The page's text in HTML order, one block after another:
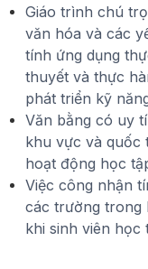
Giáo trình chú
văn hóa và các
tính ứng dụng
thuyết và thực
phát triển kỹ
Văn bằng có uy
khu vực và quốc
hoạt động học
Việc công nhận
các trường trong
khi sinh viên học